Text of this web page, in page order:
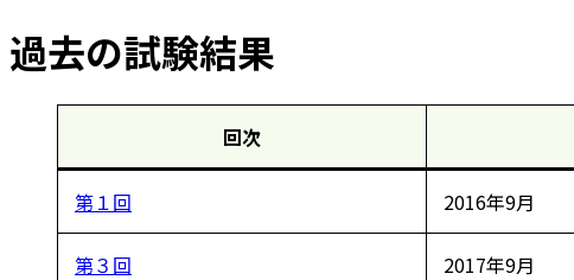
過去の試験結果
回次
第１回 2016年9月
第３回 2017年9月